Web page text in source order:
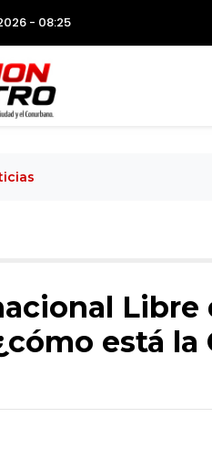
- 08:25
Libre
está